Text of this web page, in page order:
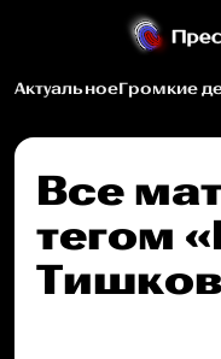
АктуальноеГромкие
Все
тегом